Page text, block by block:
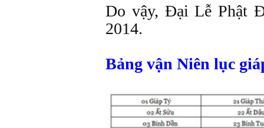
Do vậy, Ðại Lễ Phật
2014.
Bảng vận Niên lục